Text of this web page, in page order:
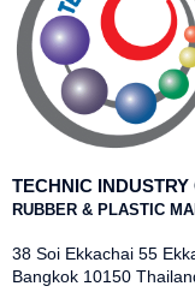
TECHNIC
RUBBER & PLASTIC
38 Soi Ekkachai 55
Bangkok 10150